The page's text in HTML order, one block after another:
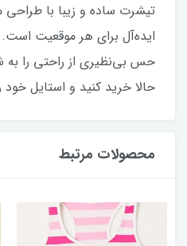
تیشرت ساده و زیبا با
ایده‌آل برای هر موقعیت
حس بی‌نظیری از راحتی را
حالا خرید کنید و استایل خود
محصولات مرتبط